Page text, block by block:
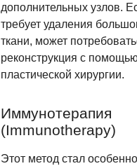
дополнительных узлов.
требует удаления
ткани, может
реконструкция с
пластической хирургии.
Иммунотерапия
(Immunotherapy)
Этот метод стал